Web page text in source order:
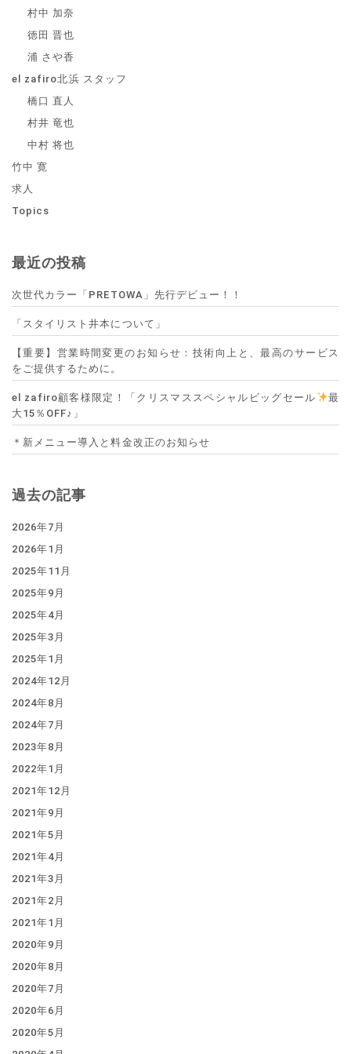
村中 加奈
徳田 晋也
浦 さや香
el zafiro北浜 スタッフ
橋口 直人
村井 竜也
中村 将也
竹中 寛
求人
Topics
最近の投稿
次世代カラー「PRETOWA」先行デビュー！！
「スタイリスト井本について」
【重要】営業時間変更のお知らせ：技術向上と、最高のサービス
をご提供するために。
el zafiro顧客様限定！「クリスマススペシャルビッグセール
最
大15％OFF♪」
＊新メニュー導入と料金改正のお知らせ
過去の記事
2026年7月
2026年1月
2025年11月
2025年9月
2025年4月
2025年3月
2025年1月
2024年12月
2024年8月
2024年7月
2023年8月
2022年1月
2021年12月
2021年9月
2021年5月
2021年4月
2021年3月
2021年2月
2021年1月
2020年9月
2020年8月
2020年7月
2020年6月
2020年5月